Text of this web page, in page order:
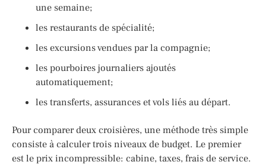
une semaine;
les restaurants de spécialité;
les excursions vendues par la compagnie;
les pourboires journaliers ajoutés
automatiquement;
les transferts, assurances et vols liés au départ.
Pour comparer deux croisières, une méthode très simple
consiste à calculer trois niveaux de budget. Le premier
est le prix incompressible: cabine, taxes, frais de service.